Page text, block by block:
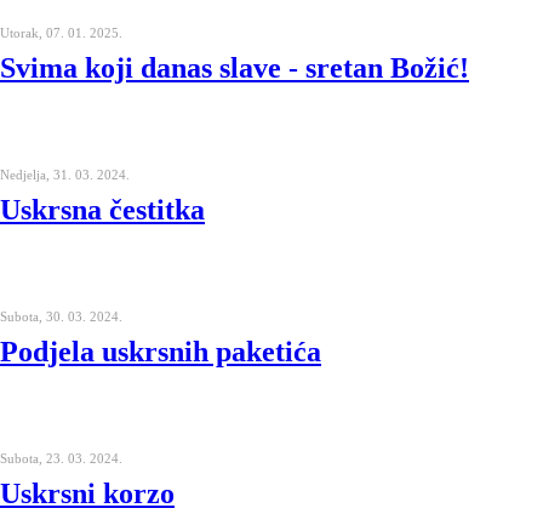
Utorak, 07. 01. 2025.
Svima koji danas slave - sretan Božić!
Nedjelja, 31. 03. 2024.
Uskrsna čestitka
Subota, 30. 03. 2024.
Podjela uskrsnih paketića
Subota, 23. 03. 2024.
Uskrsni korzo